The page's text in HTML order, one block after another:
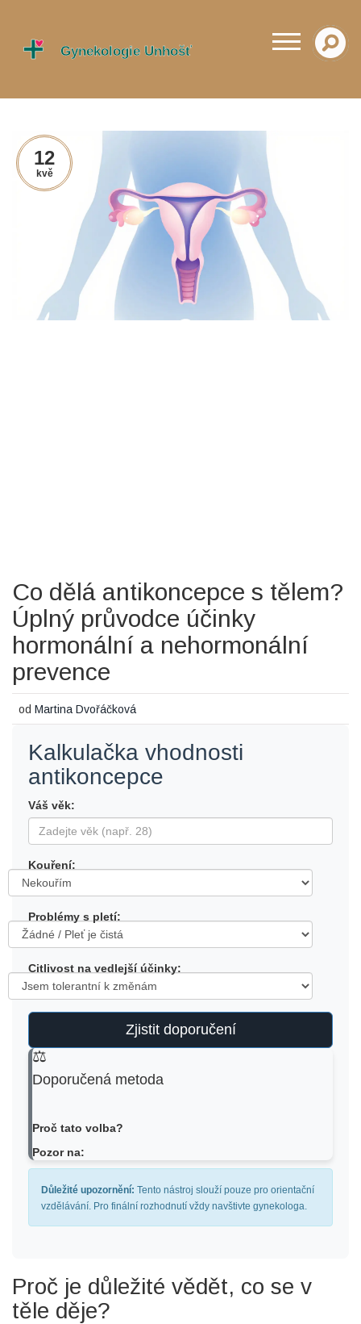
12
kvě
Co dělá antikoncepce s tělem?
Úplný průvodce účinky
hormonální a nehormonální
prevence
odMartina Dvořáčková
Kalkulačka vhodnosti
antikoncepce
Váš věk:
Kouření:
Problémy s pletí:
Citlivost na vedlejší účinky:
Zjistit doporučení
⚖️
Doporučená metoda
Proč tato volba?
Pozor na:
Důležité upozornění: Tento nástroj slouží pouze pro orientační
vzdělávání. Pro finální rozhodnutí vždy navštivte gynekologa.
Proč je důležité vědět, co se v
těle děje?